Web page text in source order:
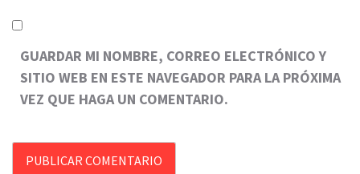
GUARDAR MI NOMBRE, CORREO ELECTRÓNICO Y
SITIO WEB EN ESTE NAVEGADOR PARA LA PRÓXIMA
VEZ QUE HAGA UN COMENTARIO.